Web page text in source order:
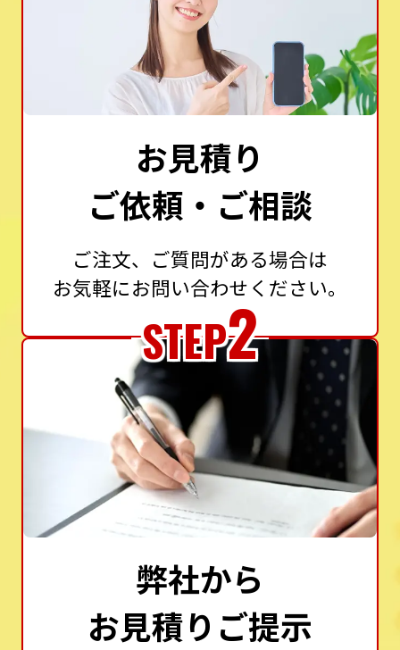
お見積り
ご依頼・ご相談
ご注文、ご質問がある場合は
お気軽にお問い合わせください。
STEP2
弊社から
お見積りご提示